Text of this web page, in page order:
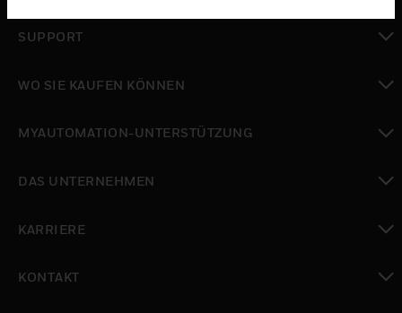
toggle view
SUPPORT
WO SIE KAUFEN KÖNNEN
MYAUTOMATION-UNTERSTÜTZUNG
DAS UNTERNEHMEN
KARRIERE
KONTAKT